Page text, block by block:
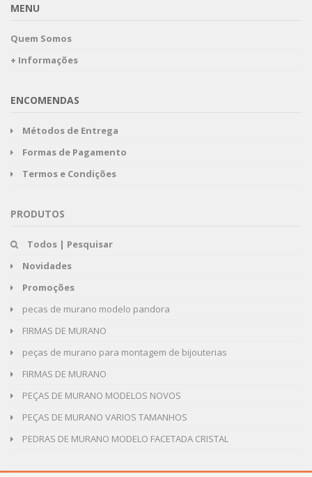
MENU
Quem Somos
+ Informações
ENCOMENDAS
Métodos de Entrega
Formas de Pagamento
Termos e Condições
PRODUTOS
Todos | Pesquisar
Novidades
Promoções
pecas de murano modelo pandora
FIRMAS DE MURANO
peças de murano para montagem de bijouterias
FIRMAS DE MURANO
PEÇAS DE MURANO MODELOS NOVOS
PEÇAS DE MURANO VARIOS TAMANHOS
PEDRAS DE MURANO MODELO FACETADA CRISTAL